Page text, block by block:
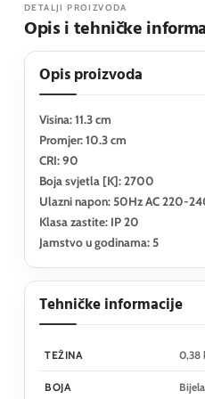
DETALJI PROIZVODA
Opis i tehničke
Opis proizvoda
Visina: 11.3 cm
Promjer: 10.3 cm
CRI: 90
Boja svjetla [K]: 2700
Ulazni napon: 50Hz AC 220-
Klasa zastite: IP 20
Jamstvo u godinama: 5
Tehničke informacije
TEŽINA 0,38
BOJA Bijela